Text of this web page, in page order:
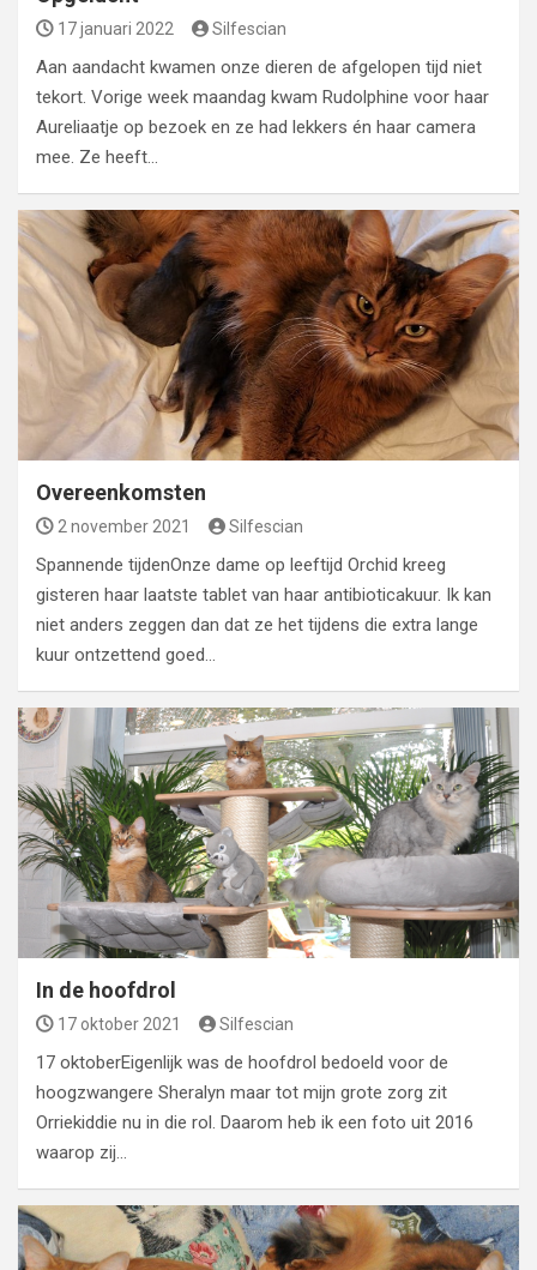
17 januari 2022 Silfescian
Aan aandacht kwamen onze dieren de afgelopen tijd niet
tekort. Vorige week maandag kwam Rudolphine voor haar
Aureliaatje op bezoek en ze had lekkers én haar camera
mee. Ze heeft…
Overeenkomsten
2 november 2021 Silfescian
Spannende tijdenOnze dame op leeftijd Orchid kreeg
gisteren haar laatste tablet van haar antibioticakuur. Ik kan
niet anders zeggen dan dat ze het tijdens die extra lange
kuur ontzettend goed…
In de hoofdrol
17 oktober 2021 Silfescian
17 oktoberEigenlijk was de hoofdrol bedoeld voor de
hoogzwangere Sheralyn maar tot mijn grote zorg zit
Orriekiddie nu in die rol. Daarom heb ik een foto uit 2016
waarop zij…